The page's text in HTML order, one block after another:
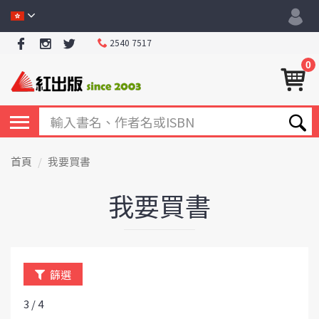
2540 7517
0
首頁 我要買書
我要買書
篩選
3 / 4